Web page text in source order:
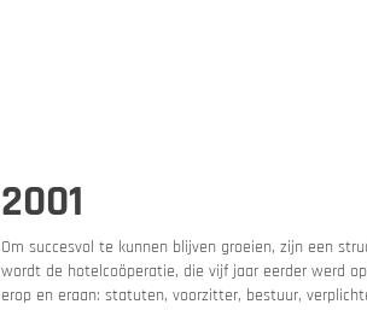
2001
Om succesvol te kunnen blijven groeien, zijn een
wordt de hotelcoöperatie, die vijf jaar eerder werd
erop en eraan: statuten, voorzitter, bestuur,